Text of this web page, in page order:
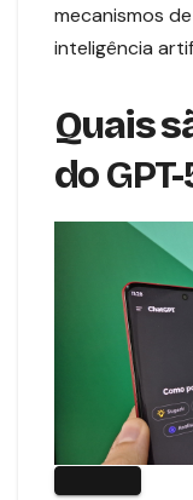
mecanismos
inteligência
Quais
do